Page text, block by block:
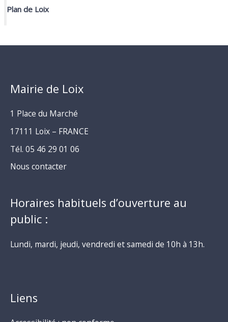
Plan de Loix
Mairie de Loix
1 Place du Marché
17111 Loix – FRANCE
Tél. 05 46 29 01 06
Nous contacter
Horaires habituels d’ouverture au
public :
Lundi, mardi, jeudi, vendredi et samedi de 10h à 13h.
Liens